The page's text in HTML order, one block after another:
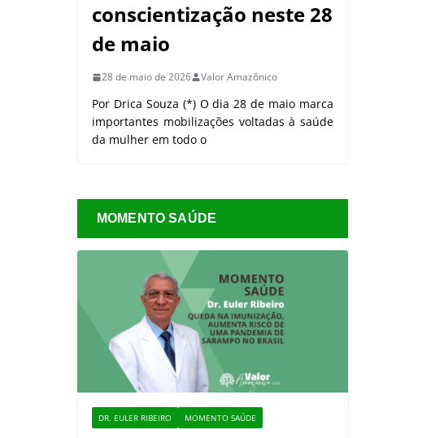
conscientização neste 28
de maio
28 de maio de 2026 Valor Amazônico
Por Drica Souza (*) O dia 28 de maio marca
importantes mobilizações voltadas à saúde
da mulher em todo o
MOMENTO SAÚDE
DR. EULER RIBEIRO MOMENTO SAÚDE